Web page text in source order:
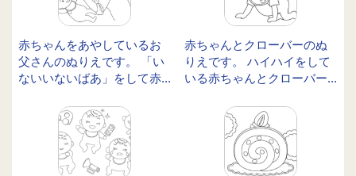
赤ちゃんをあやしているお
父さんのぬりえです。 「い
ないいないばあ」をして赤...
赤ちゃんとクローバーのぬ
りえです。 ハイハイをして
いる赤ちゃんとクローバー...